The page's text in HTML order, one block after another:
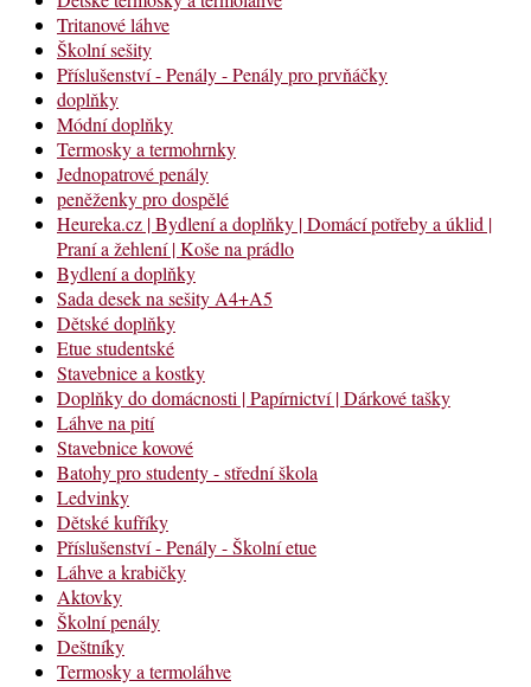
Tritanové láhve
Školní sešity
Příslušenství - Penály - Penály pro prvňáčky
doplňky
Módní doplňky
Termosky a termohrnky
Jednopatrové penály
peněženky pro dospělé
Heureka.cz | Bydlení a doplňky | Domácí potřeby a úklid |
Praní a žehlení | Koše na prádlo
Bydlení a doplňky
Sada desek na sešity A4+A5
Dětské doplňky
Etue studentské
Stavebnice a kostky
Doplňky do domácnosti | Papírnictví | Dárkové tašky
Láhve na pití
Stavebnice kovové
Batohy pro studenty - střední škola
Ledvinky
Dětské kufříky
Příslušenství - Penály - Školní etue
Láhve a krabičky
Aktovky
Školní penály
Deštníky
Termosky a termoláhve